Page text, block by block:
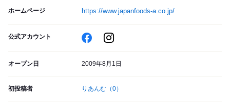
ホームページ https://www.japanfoods-a.co.jp/
公式アカウント
オープン日 2009年8月1日
初投稿者 りあんむ （0）